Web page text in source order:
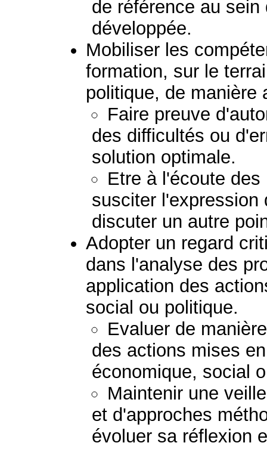
de référence au
développée.
Mobiliser les
formation, sur le
politique, de manière
Faire preuve
des difficultés ou
solution optimale.
Etre à l'écoute
susciter l'expression
discuter un autre
Adopter un regard
dans l'analyse des
application des
social ou politique.
Evaluer de
des actions mises
économique, social
Maintenir une
et d'approches
évoluer sa réflexion